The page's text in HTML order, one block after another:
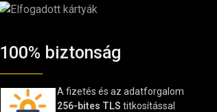
100% biztonság
A fizetés és az adatforgalom
256-bites TLS titkosítással